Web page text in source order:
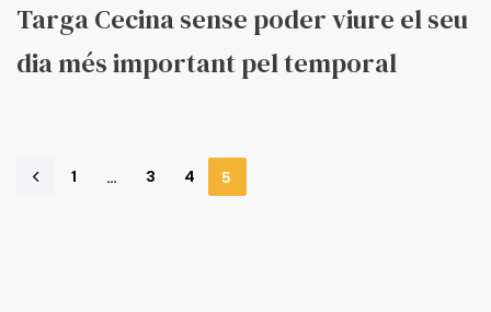
Targa Cecina sense poder viure el seu
dia més important pel temporal
1 … 3 4 5